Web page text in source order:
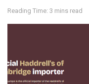
Reading Time: 3 mins read